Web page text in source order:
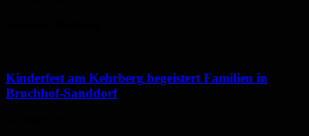
Kinderfest am Kehrberg begeistert Familien in
Bruchhof-Sanddorf